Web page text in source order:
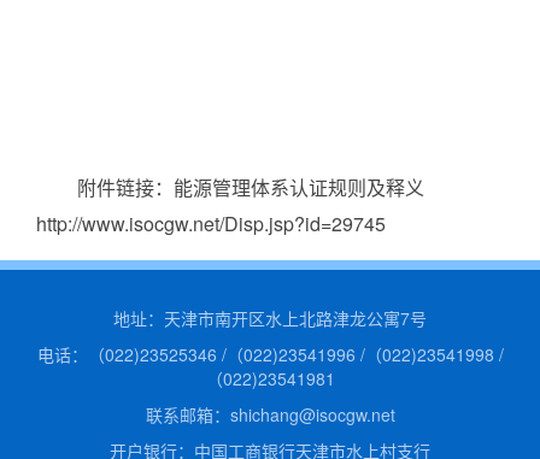
附件链接：能源管理体系认证规则及释义
http://www.isocgw.net/Disp.jsp?id=29745
地址：天津市南开区水上北路津龙公寓7号
电话：（022)23525346 /（022)23541996 /（022)23541998 /
（022)23541981
联系邮箱：shichang@isocgw.net
开户银行：中国工商银行天津市水上村支行